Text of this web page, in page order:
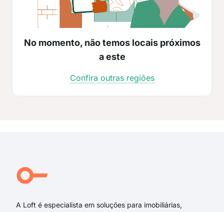
No momento, não temos locais próximos
a este
Confira outras regiões
A Loft é especialista em soluções para imobiliárias,